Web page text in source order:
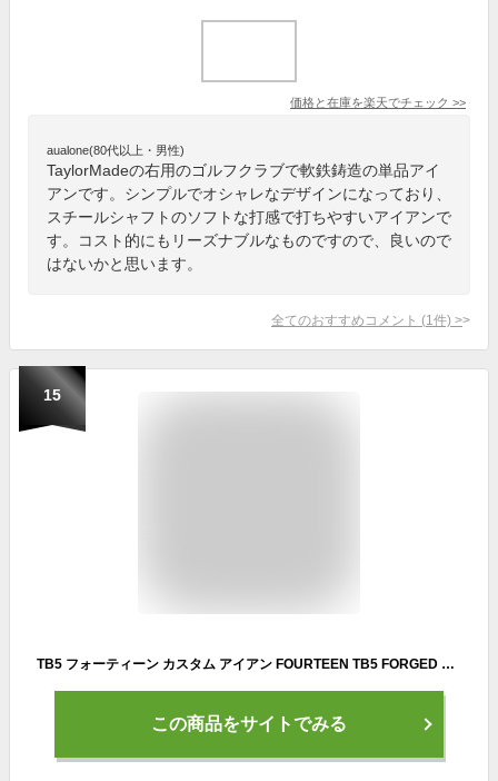
価格と在庫を楽天でチェック >>
aualone(80代以上・男性)
TaylorMadeの右用のゴルフクラブで軟鉄鋳造の単品アイ
アンです。シンプルでオシャレなデザインになっており、
スチールシャフトのソフトな打感で打ちやすいアイアンで
す。コスト的にもリーズナブルなものですので、良いので
はないかと思います。
全てのおすすめコメント (1 件) >
15
TB5 フォーティーン カスタム アイアン FOURTEEN TB5 FORGED フォージド 6本セット 5本セット 4本セット 3本セット 単品 N.S.PRO 750GH NEO ネオ アスリート アベレージ フォーティーン ゴルフ アイアンセット TB525 【日本正規品】
この商品をサイトでみる